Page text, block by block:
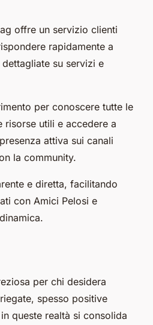
offre un servizio clienti
rapidamente a
su servizi e
per conoscere tutte le
utili e accedere a
attiva sui canali
la community.
e diretta, facilitando
con Amici Pelosi e
per chi desidera
spesso positive
queste realtà si consolida